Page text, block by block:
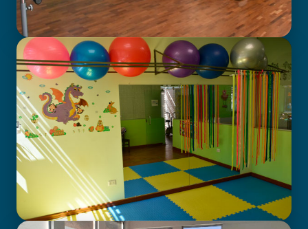
GABINETE DE FISIOTERAPIA